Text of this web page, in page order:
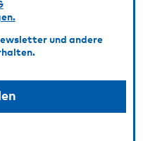
und andere